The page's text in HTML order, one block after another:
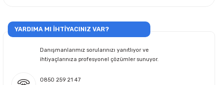
YARDIMA MI İHTİYACINIZ VAR?
Danışmanlarımız sorularınızı yanıtlıyor ve
ihtiyaçlarınıza profesyonel çözümler sunuyor.
0850 259 21 47